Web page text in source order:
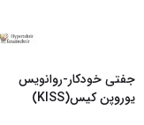
جفتی خودکار-روانویس
یوروپن کیس(KISS)